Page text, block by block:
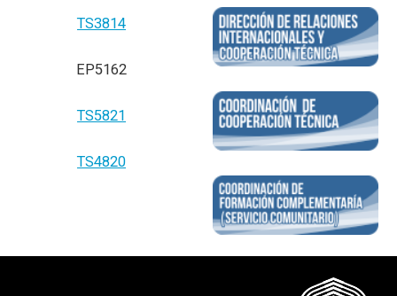
TS3814
EP5162
TS5821
TS4820